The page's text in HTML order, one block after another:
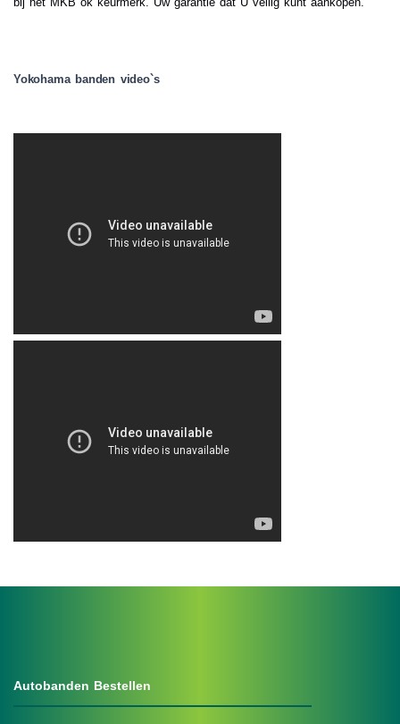
Yokohama banden video`s
Autobanden Bestellen